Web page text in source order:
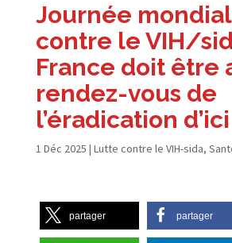
Journée
contre le VIH/​
France doit être
rendez-​vous de
l’éradication
1 Déc 2025 | Lutte contre le VIH-sida,
partager partager